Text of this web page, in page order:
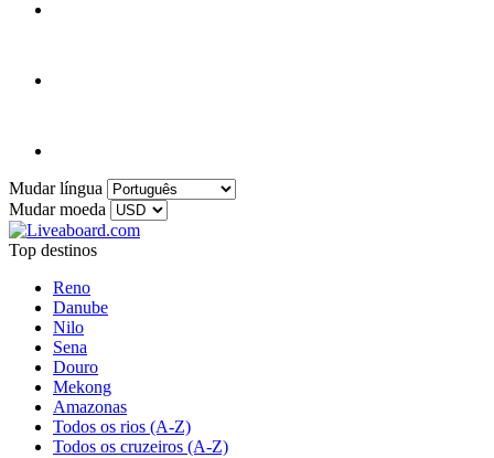
Mudar língua
Mudar moeda
Top destinos
Reno
Danube
Nilo
Sena
Douro
Mekong
Amazonas
Todos os rios (A-Z)
Todos os cruzeiros (A-Z)